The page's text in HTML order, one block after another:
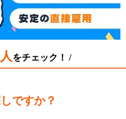
をチェック！ /
ですか？